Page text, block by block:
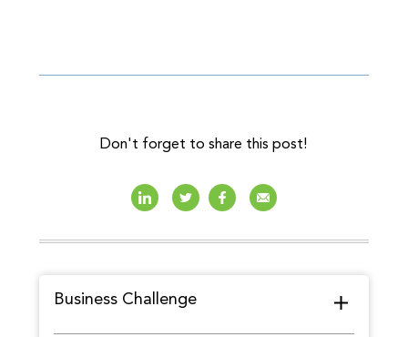
Don't forget to share this post!
Business Challenge